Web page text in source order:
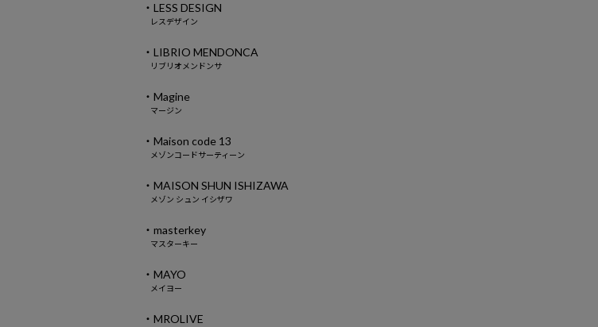
・LESS DESIGN
レスデザイン
・LIBRIO MENDONCA
リブリオメンドンサ
・Magine
マージン
・Maison code 13
メゾンコードサーティーン
・MAISON SHUN ISHIZAWA
メゾン シュン イシザワ
・masterkey
マスターキー
・MAYO
メイヨー
・MROLIVE